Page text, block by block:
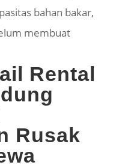
bahan bakar,
membuat
Rental
Rusak